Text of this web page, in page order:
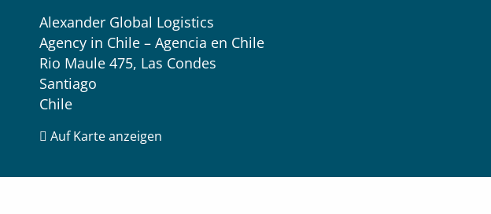
Alexander Global Logistics
Agency in Chile – Agencia en Chile
Rio Maule 475, Las Condes
Santiago
Chile
Auf Karte anzeigen